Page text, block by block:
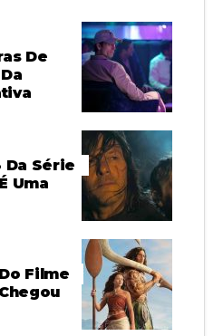
De
Da Série
Uma
Filme